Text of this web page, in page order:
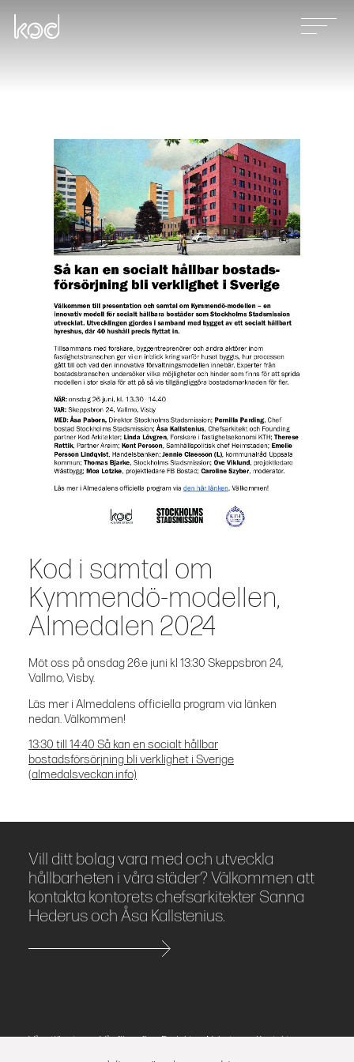
Projekt
Nyheter
Kontakt
Kod i samtal om
Kymmendö-modellen,
Almedalen 2024
Möt oss på onsdag 26:e juni kl 13:30 Skeppsbron 24,
Vallmo, Visby.
Läs mer i Almedalens officiella program via länken
nedan. Välkommen!
13:30 till 14:40 Så kan en socialt hållbar
bostadsförsörjning bli verklighet i Sverige
(almedalsveckan.info)
Vill ditt bolag vara med och utveckla
hållbarheten i våra städer? Välkommen att
kontakta kontorets chefsarkitekter Sanna
Hederus och Åsa Kallstenius.
Våra tjänster Vår filosofi Projekt Nyheter
Kontakt